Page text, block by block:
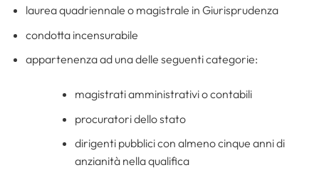
laurea quadriennale o magistrale in Giurisprudenza
condotta incensurabile
appartenenza ad una delle seguenti categorie:
magistrati amministrativi o contabili
procuratori dello stato
dirigenti pubblici con almeno cinque anni di
anzianità nella qualifica